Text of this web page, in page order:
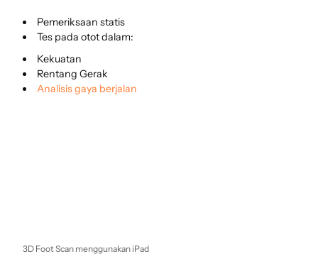
Pemeriksaan statis
Tes pada otot dalam:
Kekuatan
Rentang Gerak
Analisis gaya berjalan
3D Foot Scan menggunakan iPad